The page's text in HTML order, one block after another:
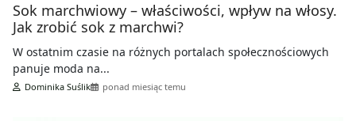
Sok marchwiowy – właściwości, wpływ na włosy.
Jak zrobić sok z marchwi?
W ostatnim czasie na różnych portalach społecznościowych
panuje moda na...
Dominika Suślik ponad miesiąc temu